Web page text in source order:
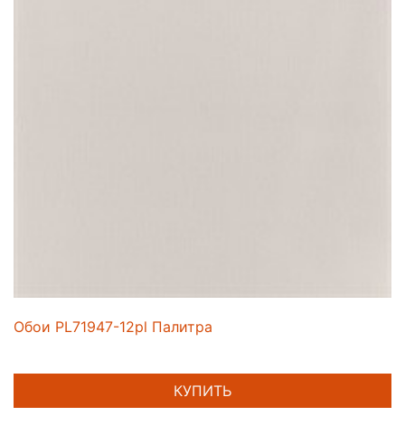
Обои PL71947-12pl Палитра
КУПИТЬ